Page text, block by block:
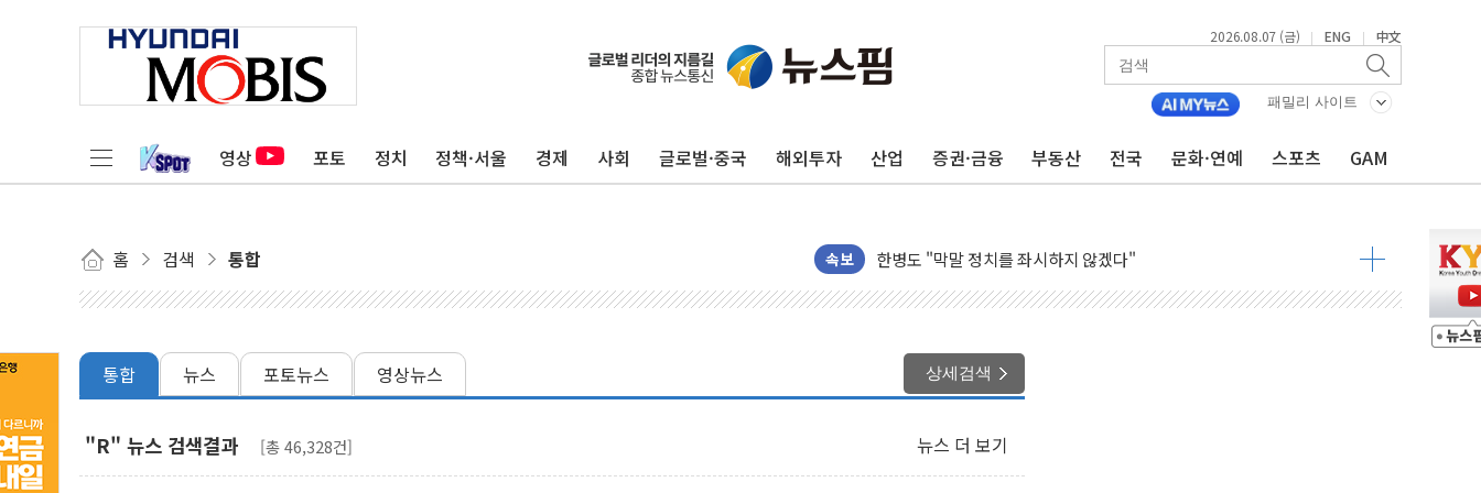
2026.08.07 (금) | ENG | 中文
패밀리 사이트
영상 포토 정치 정책·서울 경제 사회 글로벌·중국 해외투자 산업 증권·금융 부동산 전국 문화·연예 스포츠 GAM
홈 검색 통합 속보
예천 실종신고 80대 남성 논둑서 숨진 채 발견
"35초마다 중국과 통신"...美보안기업, 중국제 공유기서 '백도어' 발견
원내대책회의 참석하는 한병도
AIA그룹, 12년 연속 MDRT 회원 수 세계 1위…국내 회원 34% 증가
[컨콜] 네이버 AI탭, 올해 안으로 부동산과 건강까지 영역 확장 예정
[특징주] 포스코퓨처엠, LFP 장기공급 합의에 7%대 급등
와이즈버즈, 상반기 매출 245억원…순이익 흑자 전환
통합 뉴스 포토뉴스 영상뉴스 상세검색
"R" 뉴스 검색결과 [총 46,328건] 뉴스 더 보기